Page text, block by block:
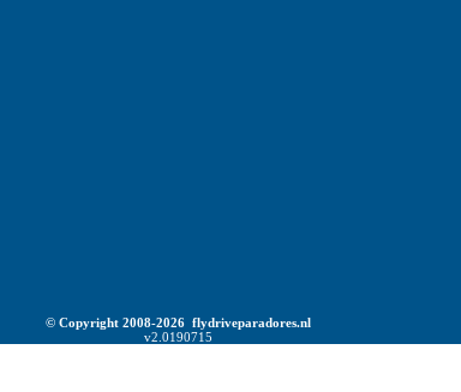
© Copyright 2008-2026 flydriveparadores.nl
v2.0190715